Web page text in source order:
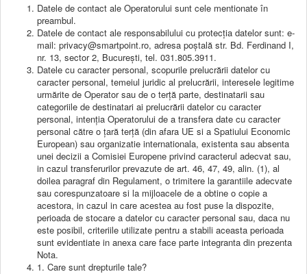
Datele de contact ale Operatorului sunt cele mentionate în
preambul.
Datele de contact ale responsabilului cu protecția datelor sunt: e-
mail: privacy@smartpoint.ro, adresa poștală str. Bd. Ferdinand I,
nr. 13, sector 2, București, tel. 031.805.3911.
Datele cu caracter personal, scopurile prelucrării datelor cu
caracter personal, temeiul juridic al prelucrării, interesele legitime
urmărite de Operator sau de o terță parte, destinatarii sau
categoriile de destinatari ai prelucrării datelor cu caracter
personal, intenția Operatorului de a transfera date cu caracter
personal către o țară terță (din afara UE si a Spatiului Economic
European) sau organizatie internationala, existenta sau absenta
unei decizii a Comisiei Europene privind caracterul adecvat sau,
in cazul transferurilor prevazute de art. 46, 47, 49, alin. (1), al
doilea paragraf din Regulament, o trimitere la garantiile adecvate
sau corespunzatoare si la mijloacele de a obtine o copie a
acestora, in cazul in care acestea au fost puse la dispozite,
perioada de stocare a datelor cu caracter personal sau, daca nu
este posibil, criteriile utilizate pentru a stabili aceasta perioada
sunt evidentiate in anexa care face parte integranta din prezenta
Nota.
1. Care sunt drepturile tale?